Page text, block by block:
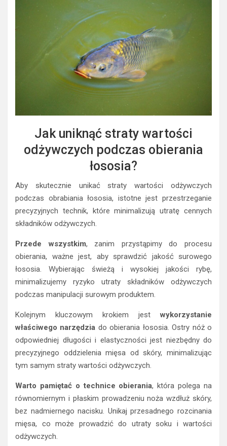
Jak uniknąć straty wartości
odżywczych podczas obierania
łososia?
Aby skutecznie unikać straty wartości odżywczych
podczas obrabiania łososia, istotne jest przestrzeganie
precyzyjnych technik, które minimalizują utratę cennych
składników odżywczych.
Przede wszystkim, zanim przystąpimy do procesu
obierania, ważne jest, aby sprawdzić jakość surowego
łososia. Wybierając świeżą i wysokiej jakości rybę,
minimalizujemy ryzyko utraty składników odżywczych
podczas manipulacji surowym produktem.
Kolejnym kluczowym krokiem jestwykorzystanie
właściwego narzędzia do obierania łososia. Ostry nóż o
odpowiedniej długości i elastyczności jest niezbędny do
precyzyjnego oddzielenia mięsa od skóry, minimalizując
tym samym straty wartości odżywczych.
Warto pamiętać o technice obierania, która polega na
równomiernym i płaskim prowadzeniu noża wzdłuż skóry,
bez nadmiernego nacisku. Unikaj przesadnego rozcinania
mięsa, co może prowadzić do utraty soku i wartości
odżywczych.